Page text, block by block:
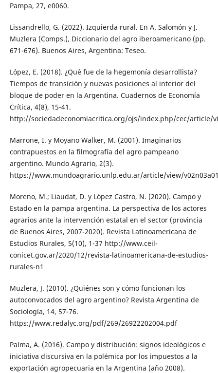
Pampa, 27, e0060.
Lissandrello, G. (2022). Izquierda rural. En A. Salomón y J.
Muzlera (Comps.), Diccionario del agro iberoamericano (pp.
671-676). Buenos Aires, Argentina: Teseo.
López, E. (2018). ¿Qué fue de la hegemonía desarrollista?
Tiempos de transición y nuevas posiciones al interior del
bloque de poder en la Argentina. Cuadernos de Economía
Crítica, 4(8), 15-41.
http://sociedadeconomiacritica.org/ojs/index.php/cec/article/
Marrone, I. y Moyano Walker, M. (2001). Imaginarios
contrapuestos en la filmografía del agro pampeano
argentino. Mundo Agrario, 2(3).
https://www.mundoagrario.unlp.edu.ar/article/view/
Moreno, M.; Liaudat, D. y López Castro, N. (2020). Campo y
Estado en la pampa argentina. La perspectiva de los actores
agrarios ante la intervención estatal en el sector (provincia
de Buenos Aires, 2007-2020). Revista Latinoamericana de
Estudios Rurales, 5(10), 1-37 http://www.ceil-
conicet.gov.ar/2020/12/revista-latinoamericana-de-estudios-
rurales-n1
Muzlera, J. (2010). ¿Quiénes son y cómo funcionan los
autoconvocados del agro argentino? Revista Argentina de
Sociología, 14, 57-76.
https://www.redalyc.org/pdf/269/26922202004.pdf
Palma, A. (2016). Campo y distribución: signos ideológicos e
iniciativa discursiva en la polémica por los impuestos a la
exportación agropecuaria en la Argentina (año 2008).